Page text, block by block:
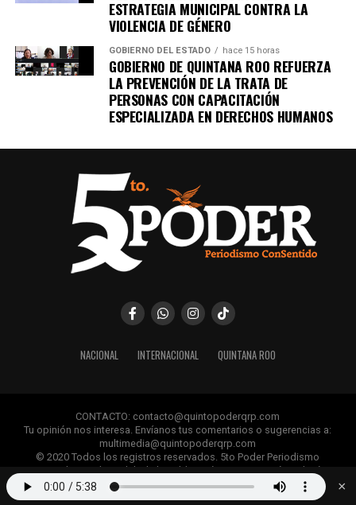
ESTRATEGIA MUNICIPAL CONTRA LA
VIOLENCIA DE GÉNERO
GOBIERNO DEL ESTADO hace 15 horas
GOBIERNO DE QUINTANA ROO REFUERZA
LA PREVENCIÓN DE LA TRATA DE
PERSONAS CON CAPACITACIÓN
ESPECIALIZADA EN DERECHOS HUMANOS
NACIONAL INTERNACIONAL QUINTANA ROO
CONTACTO: contacto@quintopoderqrp.com
Tu opinión nos interesa. Envíanos tus comentarios o sugerencias a:
multimedia@quintopoderqrp.com
© 2020 Todos los registros reservados. 5to Poder Periodismo
ConSentido Queda prohibida la publicación, retransmisión, edición y
cualquier uso de los contenidos sin permiso previo.
×